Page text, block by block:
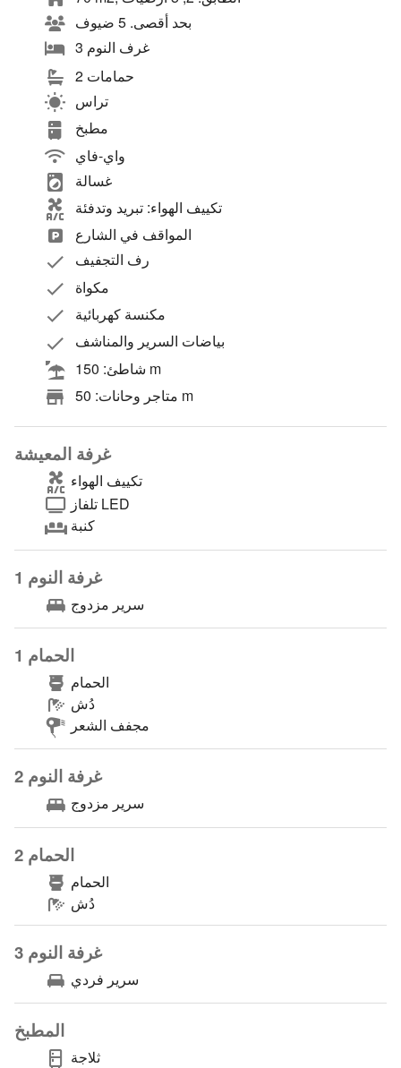
بحد أقصى. 5 ضيوف
3 غرف النوم
2 حمامات
تراس
مطبخ
واي-فاي
غسالة
تكييف الهواء: تبريد وتدفئة
المواقف في الشارع
رف التجفيف
مكواة
مكنسة كهربائية
بياضات السرير والمناشف
شاطئ: 150 m
متاجر وحانات: 50 m
غرفة المعيشة
تكييف الهواء
تلفاز LED
كنبة
غرفة النوم 1
سرير مزدوج
الحمام 1
الحمام
دُش
مجفف الشعر
غرفة النوم 2
سرير مزدوج
الحمام 2
الحمام
دُش
غرفة النوم 3
سرير فردي
المطبخ
ثلاجة